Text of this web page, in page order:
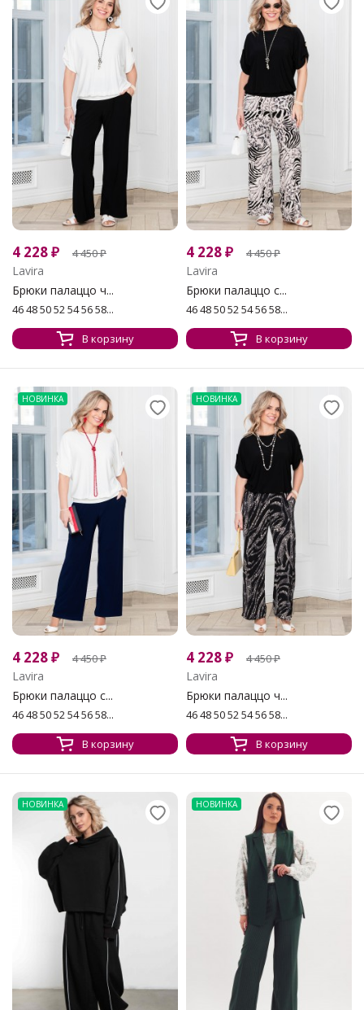
4 228₽ 4 450₽
Lavira
Брюки палаццо ч...
46 48 50 52 54 56 58...
В корзину
4 228₽ 4 450₽
Lavira
Брюки палаццо с...
46 48 50 52 54 56 58...
В корзину
НОВИНКА
4 228₽ 4 450₽
Lavira
Брюки палаццо с...
46 48 50 52 54 56 58...
В корзину
НОВИНКА
4 228₽ 4 450₽
Lavira
Брюки палаццо ч...
46 48 50 52 54 56 58...
В корзину
НОВИНКА НОВИНКА